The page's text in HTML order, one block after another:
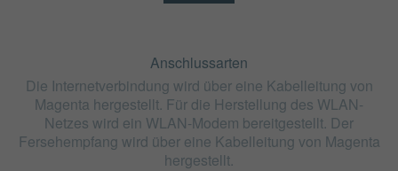
Anschlussarten
Die Internetverbindung wird über eine Kabelleitung von
Magenta hergestellt. Für die Herstellung des WLAN-
Netzes wird ein WLAN-Modem bereitgestellt. Der
Fersehempfang wird über eine Kabelleitung von Magenta
hergestellt.